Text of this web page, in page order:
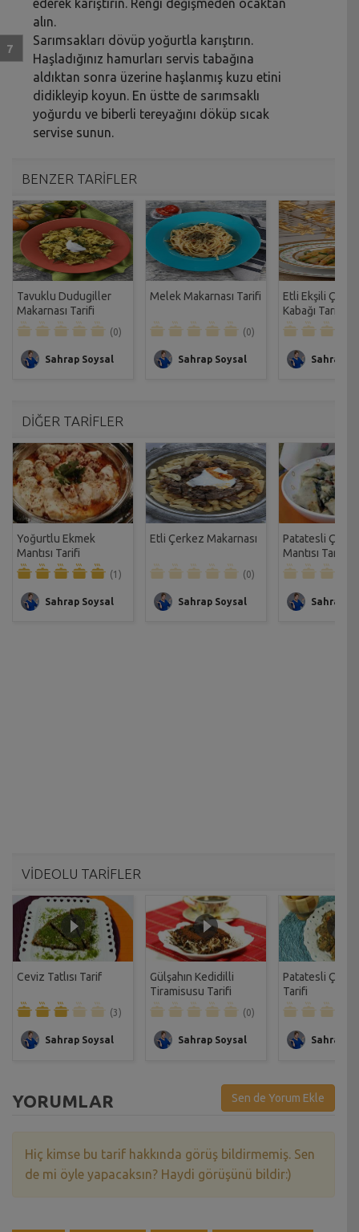
ederek karıştırın. Rengi değişmeden ocaktan
alın.
Sarımsakları dövüp yoğurtla karıştırın.
Haşladığınız hamurları servis tabağına
aldıktan sonra üzerine haşlanmış kuzu etini
didikleyip koyun. En üstte de sarımsaklı
yoğurdu ve biberli tereyağını döküp sıcak
servise sunun.
BENZER TARİFLER
Tavuklu Dudugiller
Makarnası Tarifi
(0)
Sahrap Soysal
Melek Makarnası Tarifi
(0)
Sahrap Soysal
Etli Ekşili
Kabağı Tarifi
Sahrap
DİĞER TARİFLER
Yoğurtlu Ekmek
Mantısı Tarifi
(1)
Sahrap Soysal
Etli Çerkez Makarnası
(0)
Sahrap Soysal
Patatesli
Mantısı Tarifi
Sahrap
VİDEOLU TARİFLER
Ceviz Tatlısı Tarif
(3)
Sahrap Soysal
Gülşahın Kedidilli
Tiramisusu Tarifi
(0)
Sahrap Soysal
Patatesli Çıtır
Tarifi
Sahrap
YORUMLAR Sen de Yorum Ekle
Hiç kimse bu tarif hakkında görüş bildirmemiş. Sen
de mi öyle yapacaksın? Haydi görüşünü bildir:)